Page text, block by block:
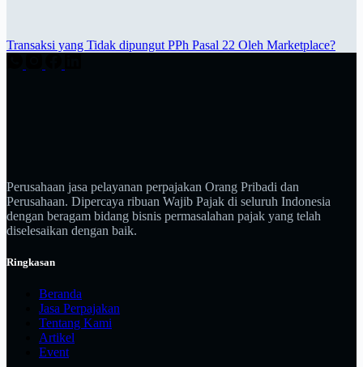
Transaksi yang Tidak dipungut PPh Pasal 22 Oleh Marketplace?
Perusahaan jasa pelayanan perpajakan Orang Pribadi dan
Perusahaan. Dipercaya ribuan Wajib Pajak di seluruh Indonesia
dengan beragam bidang bisnis permasalahan pajak yang telah
diselesaikan dengan baik.
Ringkasan
Beranda
Jasa Perpajakan
Tentang Kami
Artikel
Event